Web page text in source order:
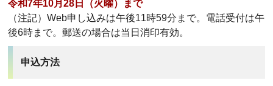
令和7年10月28日（火曜）まで
（注記）Web申し込みは午後11時59分まで。電話受付は午
後6時まで。郵送の場合は当日消印有効。
申込方法